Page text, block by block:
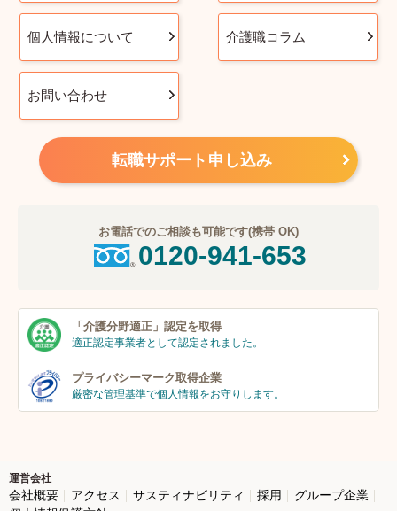
個人情報について 介護職コラム
お問い合わせ
転職サポート申し込み
お電話でのご相談も可能です(携帯 OK)
0120-941-653
「介護分野適正」 認定を取得
適正認定事業者として認定されました。
プライバシーマーク取得企業
厳密な管理基準で個人情報をお守りします。
運営会社
会社概要 アクセス サスティナビリティ 採用
グループ企業